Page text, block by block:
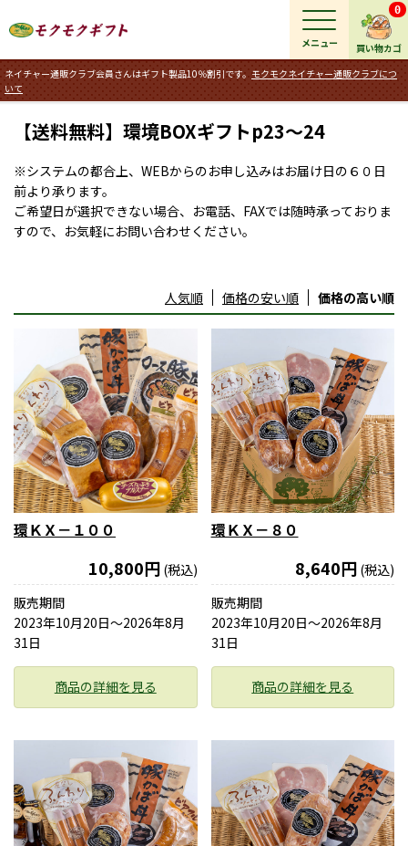
買い物カゴ
0
ネイチャー通販クラブ会員さんはギフト製品10％割引です。 モクモクネイチャー通販クラブにつ
いて
メニュー
【送料無料】環境BOXギフトp23～24
※システムの都合上、WEBからのお申し込みはお届け日の６０日
前より承ります。
ご希望日が選択できない場合、お電話、FAXでは随時承っておりま
すので、お気軽にお問い合わせください。
人気順 価格の安い順 価格の高い順
環ＫＸ－１００
10,800円 (税込)
販売期間
2023年10月20日〜2026年8月
31日
商品の詳細を見る
環ＫＸ－８０
8,640円 (税込)
販売期間
2023年10月20日〜2026年8月
31日
商品の詳細を見る